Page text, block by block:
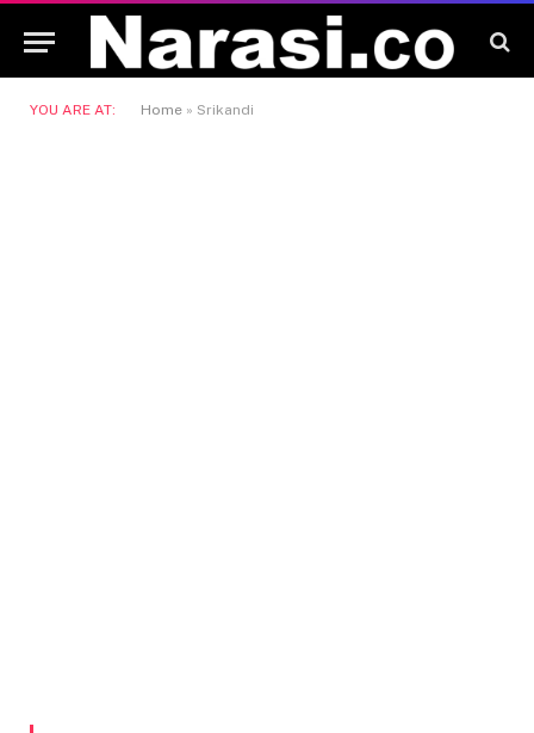
YOU ARE AT: Home » Srikandi